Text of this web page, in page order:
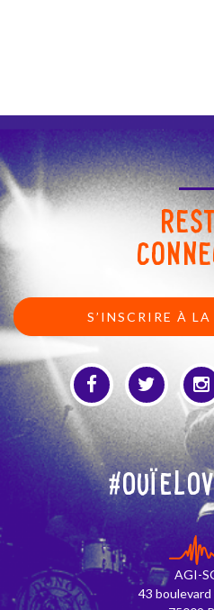
S’INSCRIRE À
AGI-
43 boulevard